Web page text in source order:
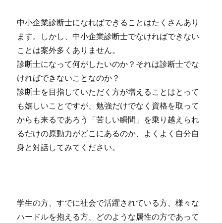
中小企業診断士になればできることはたくさんあり
ます。しかし、中小企業診断士でなければできない
ことは案外多くありません。
診断士になって何がしたいのか？それは診断士でな
ければできないことなのか？
診断士を目指していただく方が増えることはとって
も嬉しいことですが、勉強だけでなく資格を取って
からも来るであろう「苦しい瞬間」を乗り越えられ
るだけの原動力がどこにあるのか、よくよく自分自
身と対話してみてください。
学生の方、すでに社会で活躍されている方、様々な
ハードルを抱える方、どのような属性の方であって